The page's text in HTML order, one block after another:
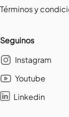
Términos y
Seguinos
Instagram
Youtube
Linkedin